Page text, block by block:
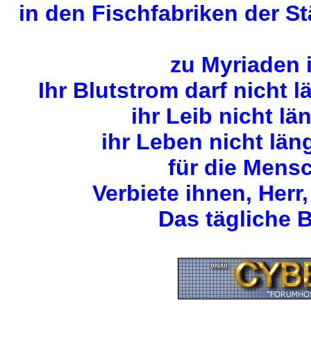
in den Fischfabriken der
zu Myriaden
Ihr Blutstrom darf nicht
ihr Leib nicht
ihr Leben nicht
für die
Verbiete ihnen,
Das tägliche